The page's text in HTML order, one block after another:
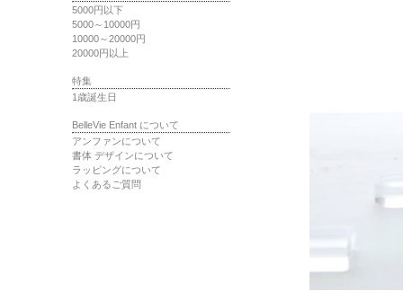
5000円以下
5000～10000円
10000～20000円
20000円以上
特集
1歳誕生日
BelleVie Enfant について
アンファンについて
書体 デザインについて
ラッピングについて
よくあるご質問